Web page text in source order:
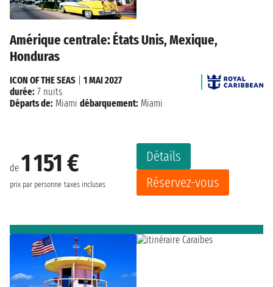
Amérique centrale: États Unis, Mexique,
Honduras
de 1 151 €
prix par personne taxes incluses
Détails
Réservez-vous
ICON OF THE SEAS
1 MAI 2027
durée: 7 nuits
Départs de: Miami débarquement: Miami